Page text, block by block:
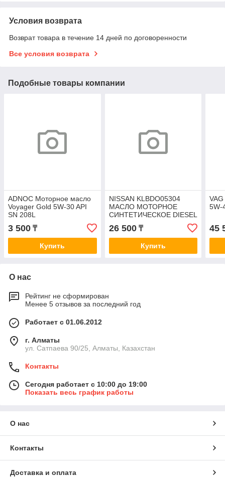
Условия возврата
Возврат товара в течение 14 дней по договоренности
Все условия возврата
Подобные товары компании
ADNOC Моторное масло
Voyager Gold 5W-30 API
SN 208L
3 500 ₸
Купить
NISSAN KLBDO05304
МАСЛО МОТОРНОЕ
СИНТЕТИЧЕСКОЕ DIESEL
OIL EXTRA SAVE X SAE
5W30 API CD, 4L
26 500₸
Купить
5W-
45
О нас
Рейтинг не сформирован
Менее 5 отзывов за последний год
Работает с 01.06.2012
г. Алматы
ул. Сатпаева 90/25, Алматы, Казахстан
Контакты
Сегодня работает с 10:00 до 19:00
Показать весь график работы
О нас
Контакты
Доставка и оплата